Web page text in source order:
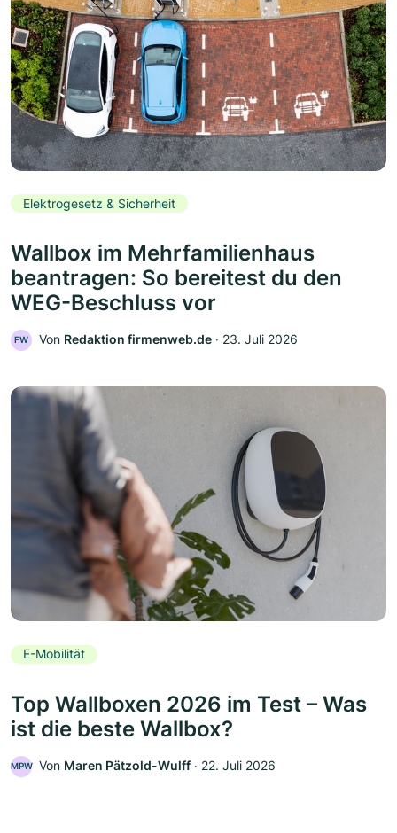
Elektrogesetz & Sicherheit
Wallbox im Mehrfamilienhaus
beantragen: So bereitest du den
WEG-Beschluss vor
FW Von Redaktion firmenweb.de ‧ 23. Juli 2026
E-Mobilität
Top Wallboxen 2026 im Test – Was
ist die beste Wallbox?
MPW Von Maren Pätzold-Wulff ‧ 22. Juli 2026